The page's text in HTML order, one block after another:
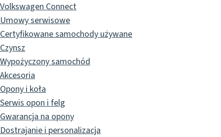
Volkswagen Connect
Umowy serwisowe
Certyfikowane samochody używane
Czynsz
Wypożyczony samochód
Akcesoria
Opony i koła
Serwis opon i felg
Gwarancja na opony
Dostrajanie i personalizacja